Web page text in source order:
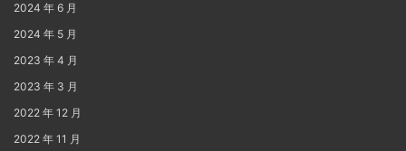
2024 年 6 月
2024 年 5 月
2023 年 4 月
2023 年 3 月
2022 年 12 月
2022 年 11 月